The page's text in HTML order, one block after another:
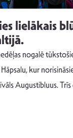
lielākais
nogalē
kur
Augustibluus.